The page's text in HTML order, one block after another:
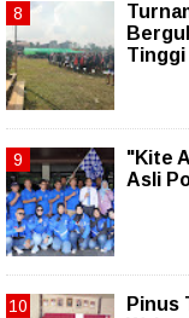
"Kite
Asli
Pinus